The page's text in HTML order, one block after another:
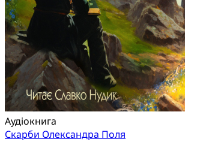
Аудіокнига
Скарби Олександра Поля